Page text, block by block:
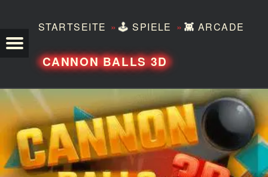
STARTSEITE »🕹️ SPIELE » 👾 ARCADE
CANNON BALLS 3D